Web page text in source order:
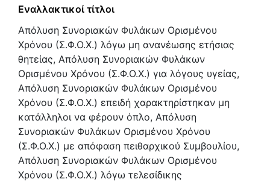
Εναλλακτικοί τίτλοι
Απόλυση Συνοριακών Φυλάκων Ορισμένου
Χρόνου (Σ.Φ.Ο.Χ.) λόγω μη ανανέωσης ετήσιας
θητείας, Απόλυση Συνοριακών Φυλάκων
Ορισμένου Χρόνου (Σ.Φ.Ο.Χ.) για λόγους υγείας,
Απόλυση Συνοριακών Φυλάκων Ορισμένου
Χρόνου (Σ.Φ.Ο.Χ.) επειδή χαρακτηρίστηκαν μη
κατάλληλοι να φέρουν όπλο, Απόλυση
Συνοριακών Φυλάκων Ορισμένου Χρόνου
(Σ.Φ.Ο.Χ.) με απόφαση πειθαρχικού Συμβουλίου,
Απόλυση Συνοριακών Φυλάκων Ορισμένου
Χρόνου (Σ.Φ.Ο.Χ.) λόγω τελεσίδικης